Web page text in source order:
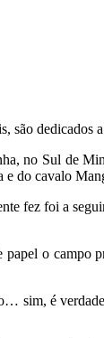
são dedicados
no Sul de
e do cavalo
fez foi a
o campo
sim, é